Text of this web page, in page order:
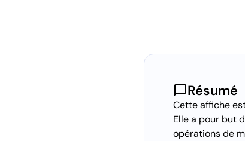
chat_bubbleRésumé
Cette affiche
Elle a pour but
opérations de